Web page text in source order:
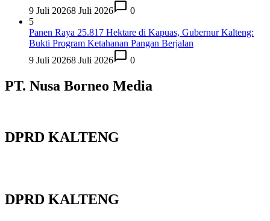
9 Juli 20268 Juli 2026
0
5
Panen Raya 25.817 Hektare di Kapuas, Gubernur Kalteng:
Bukti Program Ketahanan Pangan Berjalan
9 Juli 20268 Juli 2026 0
PT. Nusa Borneo Media
DPRD KALTENG
DPRD KALTENG